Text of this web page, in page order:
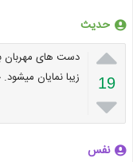
حدیث

19

دست های مهربان
زیبا نمایان
نفس